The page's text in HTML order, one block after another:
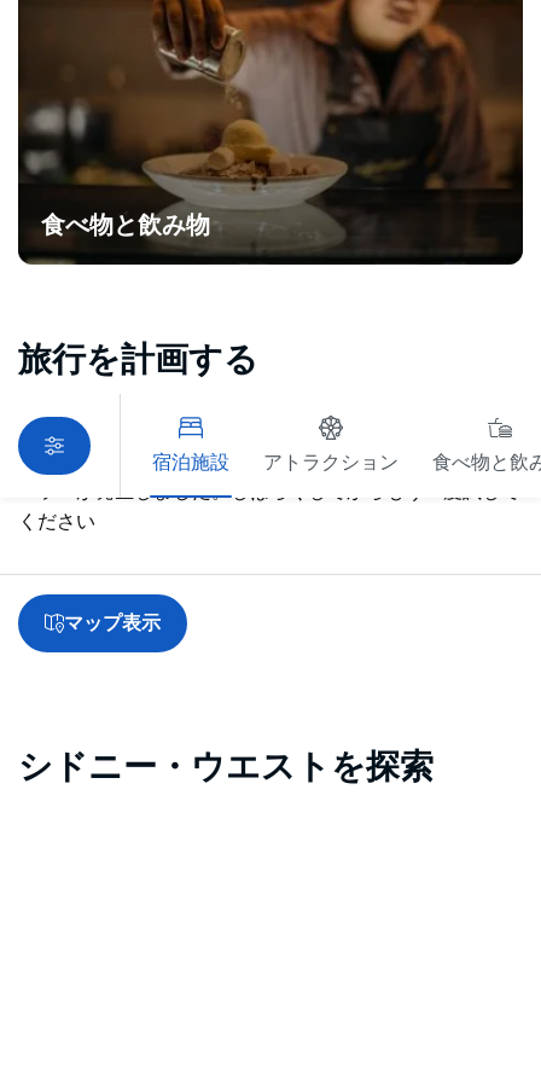
食べ物と飲み物
旅行を計画する
宿泊施設 アトラクション
食べ物と飲
エラーが発生しました。しばらくしてからもう一度試して
ください
マップ表示
シドニー・ウエストを探索